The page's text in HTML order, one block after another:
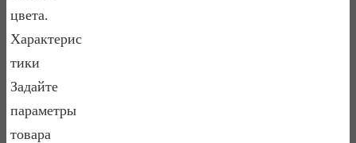
цвета.
Характерис
тики
Задайте
параметры
товара